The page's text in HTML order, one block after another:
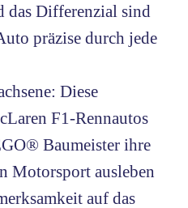
das Differenzial sind
präzise durch jede
Diese
F1-Rennautos
Baumeister ihre
Motorsport ausleben
auf das